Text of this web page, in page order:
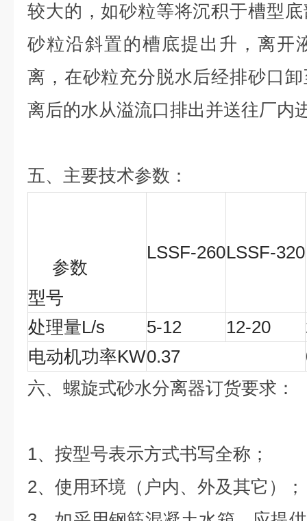
较大的，如砂粒等将沉积于槽型
砂粒沿斜置的槽底提出升，离开
离，在砂粒充分脱水后经排砂口
离后的水从溢流口排出并送往厂内
五、主要技术参数：
参数
型号
LSSF-260LSSF-320
处理量L/s 5-12 12-20
电动机功率KW0.37
六、螺旋式砂水分离器订货要求：
1、按型号表示方式书写全称；
2、使用环境（户内、外及其它）；